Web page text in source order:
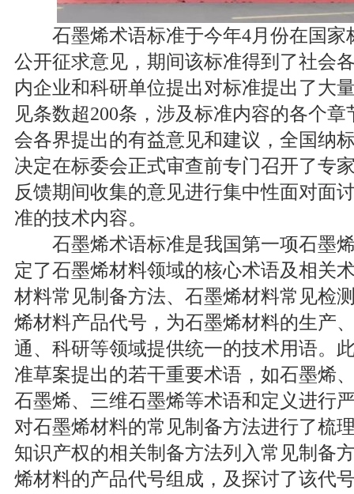
石墨烯术语标准于今年4月份在国家
公开征求意见，期间该标准得到了社会
内企业和科研单位提出对标准提出了大
见条数超200条，涉及标准内容的各个
会各界提出的有益意见和建议，全国纳
决定在标委会正式审查前专门召开了专
反馈期间收集的意见进行集中性面对面
准的技术内容。
石墨烯术语标准是我国第一项石墨烯
定了石墨烯材料领域的核心术语及相关
材料常见制备方法、石墨烯材料常见检
烯材料产品代号，为石墨烯材料的生产
通、科研等领域提供统一的技术用语。
准草案提出的若干重要术语，如石墨烯
石墨烯、三维石墨烯等术语和定义进行
对石墨烯材料的常见制备方法进行了梳
知识产权的相关制备方法列入常见制备
烯材料的产品代号组成，及探讨了该代